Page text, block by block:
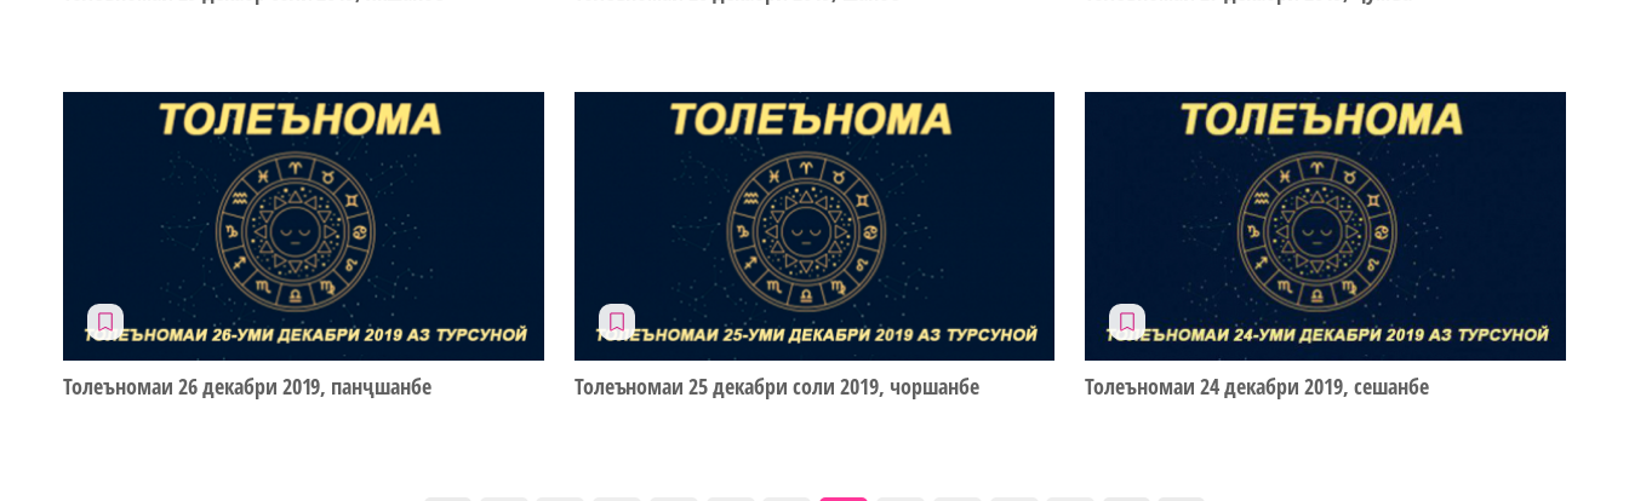
Толеъномаи 26 декабри 2019, панҷшанбе Толеъномаи 25 декабри соли 2019, чоршанбе Толеъномаи 24 декабри 2019, сешанбе